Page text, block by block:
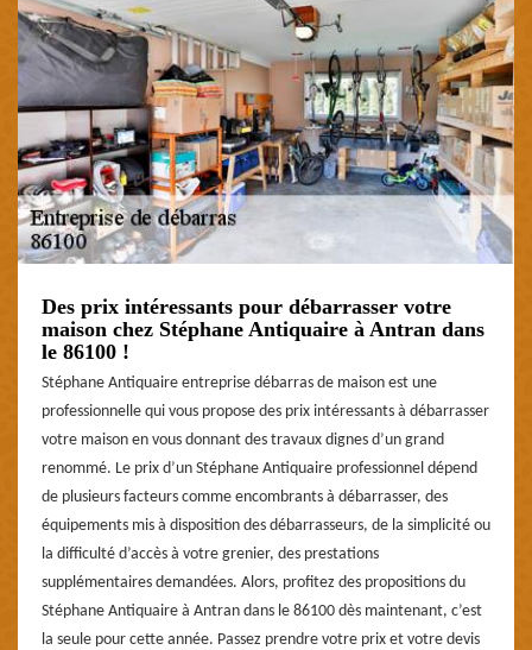
Des prix intéressants pour débarrasser votre
maison chez Stéphane Antiquaire à Antran dans
le 86100 !
Stéphane Antiquaire entreprise débarras de maison est une
professionnelle qui vous propose des prix intéressants à débarrasser
votre maison en vous donnant des travaux dignes d’un grand
renommé. Le prix d’un Stéphane Antiquaire professionnel dépend
de plusieurs facteurs comme encombrants à débarrasser, des
équipements mis à disposition des débarrasseurs, de la simplicité ou
la difficulté d’accès à votre grenier, des prestations
supplémentaires demandées. Alors, profitez des propositions du
Stéphane Antiquaire à Antran dans le 86100 dès maintenant, c’est
la seule pour cette année. Passez prendre votre prix et votre devis